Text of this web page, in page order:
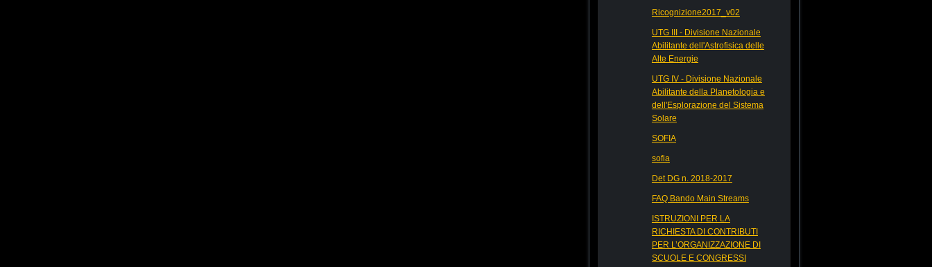
Ricognizione2017_v02
UTG III - Divisione Nazionale
Abilitante dell'Astrofisica delle
Alte Energie
UTG IV - Divisione Nazionale
Abilitante della Planetologia e
dell'Esplorazione del Sistema
Solare
SOFIA
sofia
Det DG n. 2018-2017
FAQ Bando Main Streams
ISTRUZIONI PER LA
RICHIESTA DI CONTRIBUTI
PER L’ORGANIZZAZIONE DI
SCUOLE E CONGRESSI